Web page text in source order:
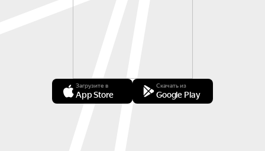
Загрузите в
App Store
Скачать из
Google Play